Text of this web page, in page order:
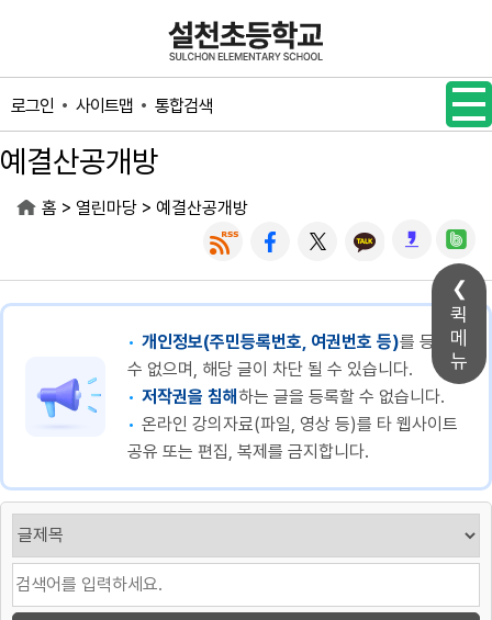
퀵
메
뉴
로그인 사이트맵 통합검색
예결산공개방
홈 > 열린마당 > 예결산공개방
개인정보(주민등록번호, 여권번호 등)를 등록할
수 없으며, 해당 글이 차단 될 수 있습니다.
저작권을 침해하는 글을 등록할 수 없습니다.
온라인 강의자료(파일, 영상 등)를 타 웹사이트
공유 또는 편집, 복제를 금지합니다.